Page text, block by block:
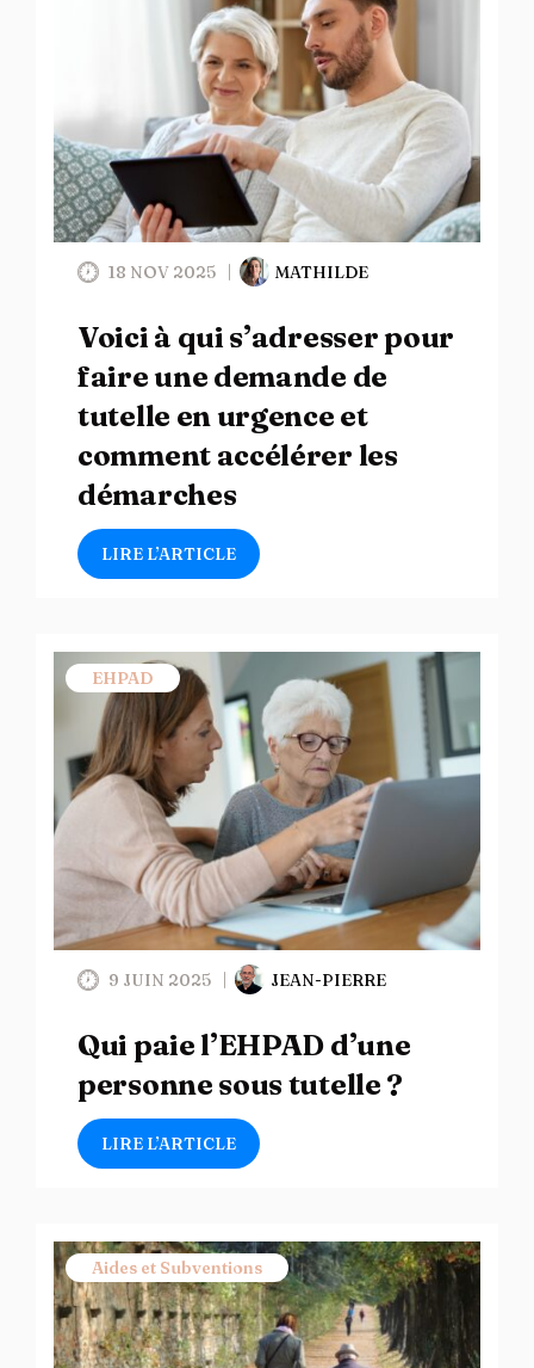
18 NOV 2025 MATHILDE
Voici à qui s’adresser pour
faire une demande de
tutelle en urgence et
comment accélérer les
démarches
LIRE L’ARTICLE
EHPAD
9 JUIN 2025 JEAN-PIERRE
Qui paie l’EHPAD d’une
personne sous tutelle ?
LIRE L’ARTICLE
Aides et Subventions